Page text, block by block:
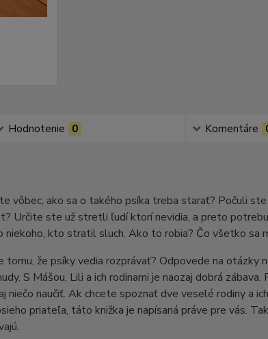
Hodnotenie 0 Komentáre
vôbec, ako sa o takého psíka treba starať? Počuli
Určite ste už stretli ľudí ktorí nevidia, a preto
kto stratil sluch. Ako to robia? Čo všetko sa
že psíky vedia rozprávať? Odpovede na otázky
S Mášou, Lili a ich rodinami je naozaj dobrá zábava.
niečo naučiť. Ak chcete spoznať dve veselé rodiny a
priateľa, táto knižka je napísaná práve pre vás.